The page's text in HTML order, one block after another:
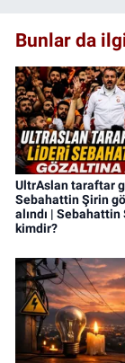
Bunlar da
UltrAslan taraftar
Sebahattin Şirin
alındı | Sebahattin
kimdir?